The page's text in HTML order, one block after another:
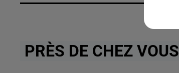
PRÈS DE CHEZ VOUS